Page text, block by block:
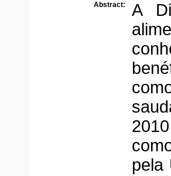
Abstract:
A
pela